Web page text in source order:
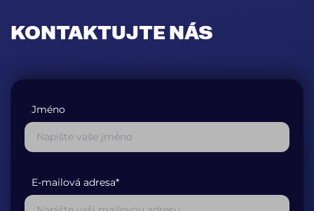
KONTAKTUJTE NÁS
Jméno
E-mailová adresa*